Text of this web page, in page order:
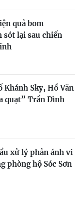
quả bom
sót lại sau chiến
Khánh Sky, Hồ Văn
quạt” Trần Đình
xử lý phản ánh vi
phòng hộ Sóc Sơn